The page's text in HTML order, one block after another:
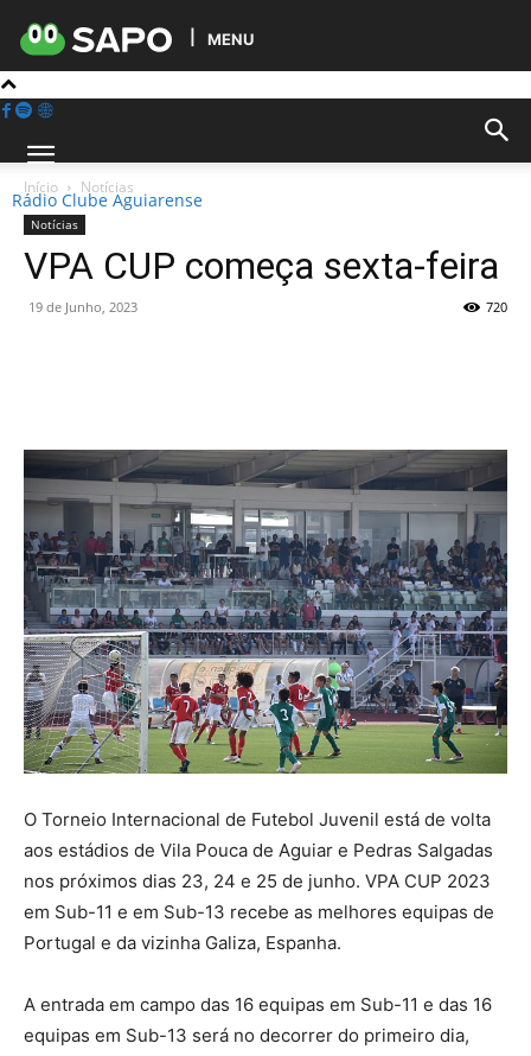
MENU
Rádio Clube Aguiarense
Início Notícias
Notícias
VPA CUP começa sexta-feira
19 de Junho, 2023 720
O Torneio Internacional de Futebol Juvenil está de volta
aos estádios de Vila Pouca de Aguiar e Pedras Salgadas
nos próximos dias 23, 24 e 25 de junho. VPA CUP 2023
em Sub-11 e em Sub-13 recebe as melhores equipas de
Portugal e da vizinha Galiza, Espanha.
A entrada em campo das 16 equipas em Sub-11 e das 16
equipas em Sub-13 será no decorrer do primeiro dia,